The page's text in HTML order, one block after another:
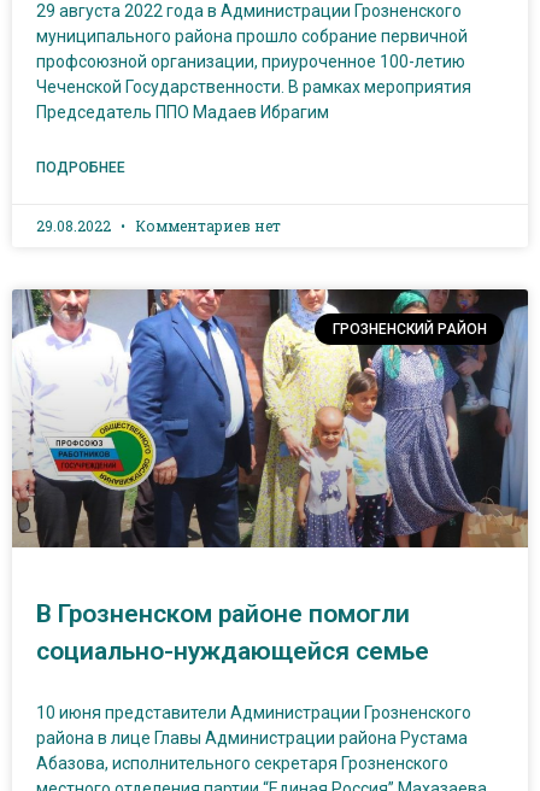
29 августа 2022 года в Администрации Грозненского
муниципального района прошло собрание первичной
профсоюзной организации, приуроченное 100-летию
Чеченской Государственности. В рамках мероприятия
Председатель ППО Мадаев Ибрагим
ПОДРОБНЕЕ
29.08.2022 Комментариев нет
ГРОЗНЕНСКИЙ РАЙОН
В Грозненском районе помогли
социально-нуждающейся семье
10 июня представители Администрации Грозненского
района в лице Главы Администрации района Рустама
Абазова, исполнительного секретаря Грозненского